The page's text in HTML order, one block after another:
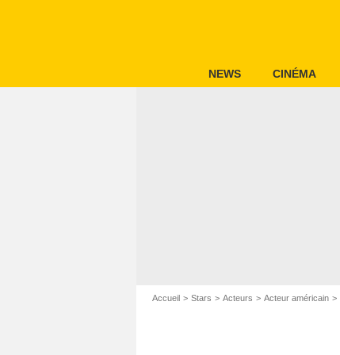
NEWS CINÉMA
Accueil Stars Acteurs Acteur américain